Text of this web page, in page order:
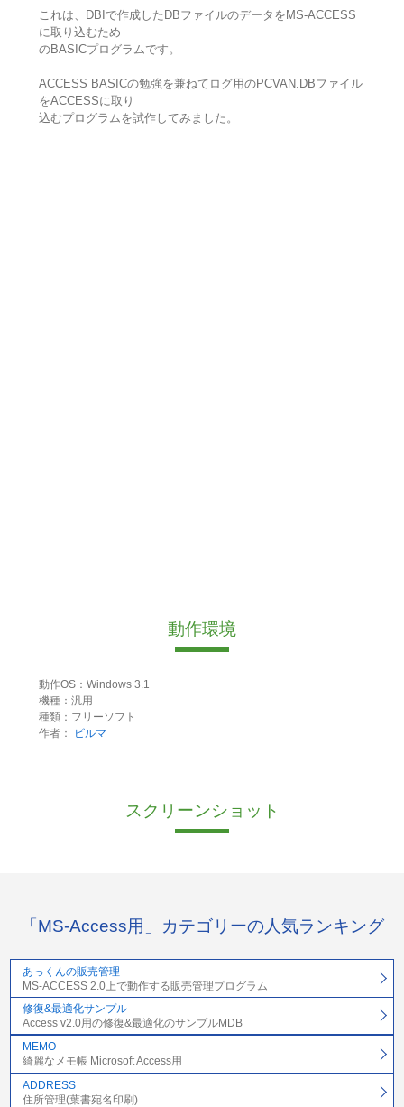
これは、DBIで作成したDBファイルのデータをMS-ACCESS
に取り込むため
のBASICプログラムです。
ACCESS BASICの勉強を兼ねてログ用のPCVAN.DBファイル
をACCESSに取り
込むプログラムを試作してみました。
動作環境
動作OS：Windows 3.1
機種：汎用
種類：フリーソフト
作者：
ビルマ
スクリーンショット
「MS-Access用」カテゴリーの人気ランキング
あっくんの販売管理
MS-ACCESS 2.0上で動作する販売管理プログラム
修復&最適化サンプル
Access v2.0用の修復&最適化のサンプルMDB
MEMO
綺麗なメモ帳 Microsoft Access用
ADDRESS
住所管理(葉書宛名印刷)